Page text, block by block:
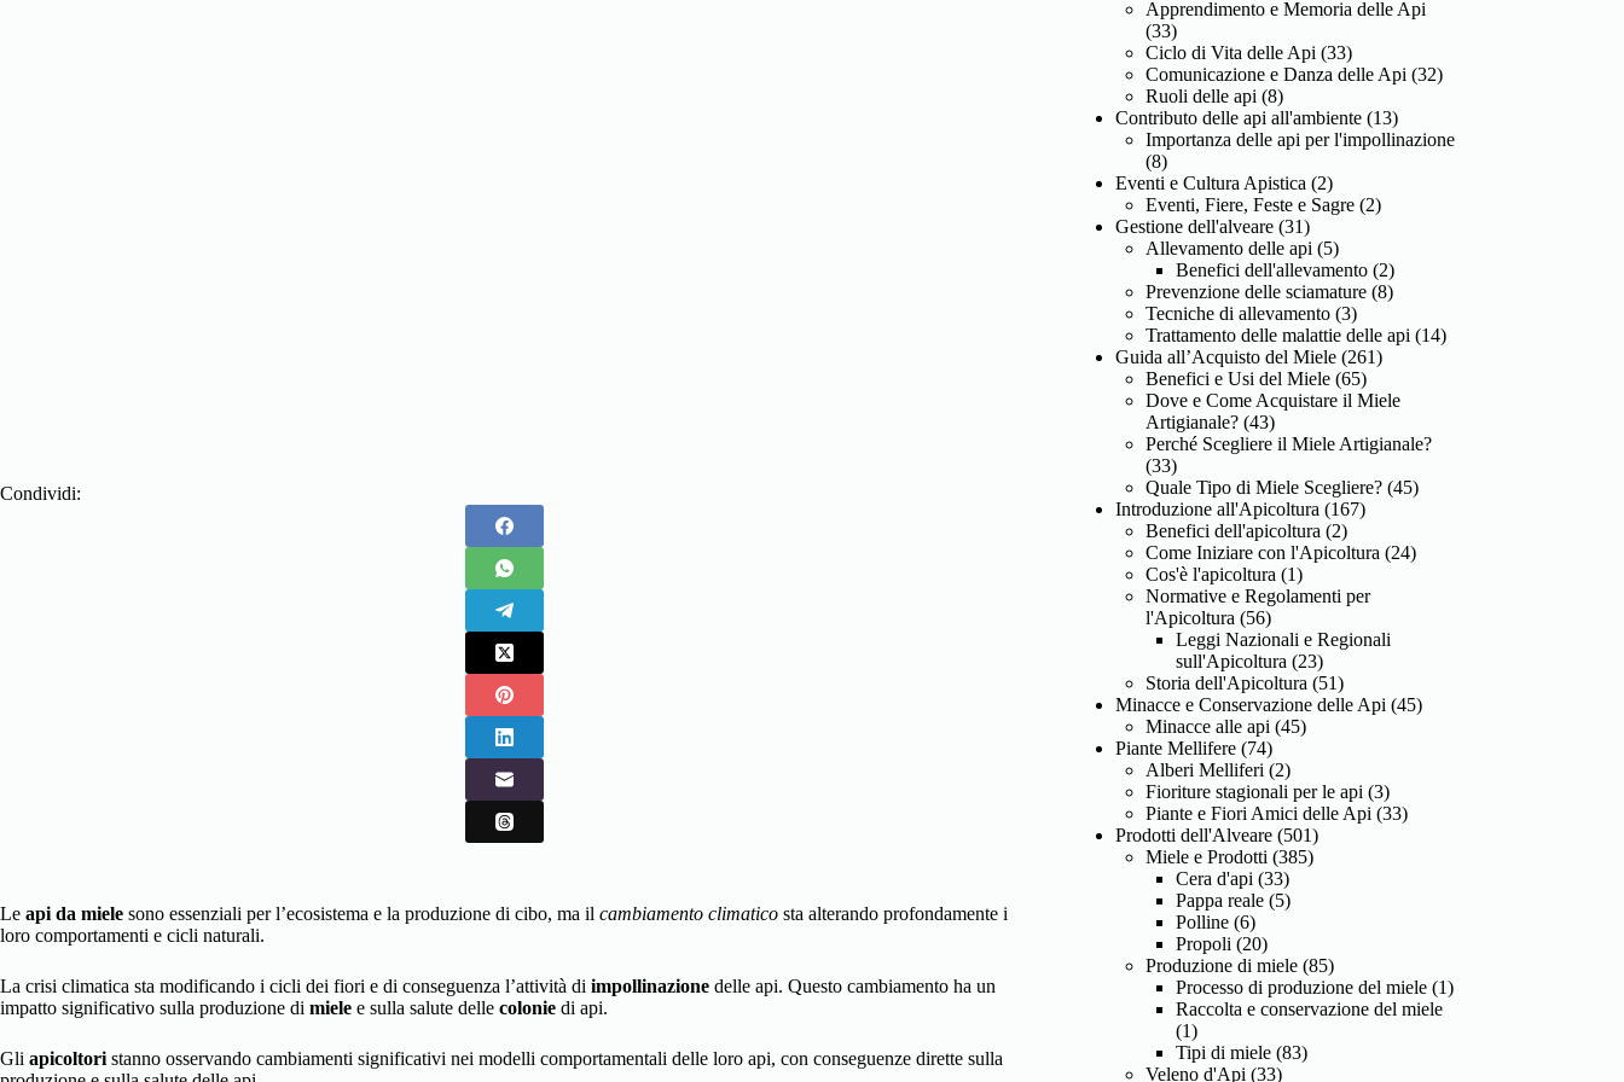
Condividi:
Le api da miele sono essenziali per l’ecosistema e la produzione di cibo, ma il cambiamento climatico sta alterando profondamente i
loro comportamenti e cicli naturali.
La crisi climatica sta modificando i cicli dei fiori e di conseguenza l’attività di impollinazione delle api. Questo cambiamento ha un
impatto significativo sulla produzione di miele e sulla salute delle colonie di api.
Gli apicoltori stanno osservando cambiamenti significativi nei modelli comportamentali delle loro api, con conseguenze dirette sulla
Apprendimento e Memoria delle Api
(33)
Ciclo di Vita delle Api (33)
Comunicazione e Danza delle Api (32)
Ruoli delle api (8)
Contributo delle api all'ambiente (13)
Importanza delle api per l'impollinazione
(8)
Eventi e Cultura Apistica (2)
Eventi, Fiere, Feste e Sagre (2)
Gestione dell'alveare (31)
Allevamento delle api (5)
Benefici dell'allevamento (2)
Prevenzione delle sciamature (8)
Tecniche di allevamento (3)
Trattamento delle malattie delle api (14)
Guida all’Acquisto del Miele (261)
Benefici e Usi del Miele (65)
Dove e Come Acquistare il Miele
Artigianale? (43)
Perché Scegliere il Miele Artigianale?
(33)
Quale Tipo di Miele Scegliere? (45)
Introduzione all'Apicoltura (167)
Benefici dell'apicoltura (2)
Come Iniziare con l'Apicoltura (24)
Cos'è l'apicoltura (1)
Normative e Regolamenti per
l'Apicoltura (56)
Leggi Nazionali e Regionali
sull'Apicoltura (23)
Storia dell'Apicoltura (51)
Minacce e Conservazione delle Api (45)
Minacce alle api (45)
Piante Mellifere (74)
Alberi Melliferi (2)
Fioriture stagionali per le api (3)
Piante e Fiori Amici delle Api (33)
Prodotti dell'Alveare (501)
Miele e Prodotti (385)
Cera d'api (33)
Pappa reale (5)
Polline (6)
Propoli (20)
Produzione di miele (85)
Processo di produzione del miele (1)
Raccolta e conservazione del miele
(1)
Tipi di miele (83)
Veleno d'Api (33)